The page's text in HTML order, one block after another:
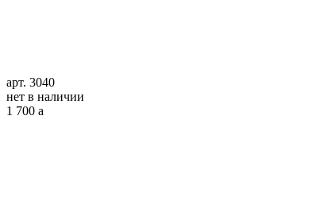
арт. 3040
нет в наличии
1 700 a